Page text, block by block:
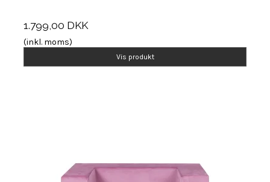
1.799,00 DKK
(inkl. moms)
Vis produkt